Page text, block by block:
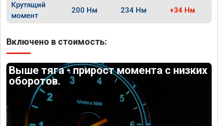
Крутящий
момент
200 Нм 234 Нм +34 Нм
Включено в стоимость:
Выше тяга - прирост момента с низких
оборотов.